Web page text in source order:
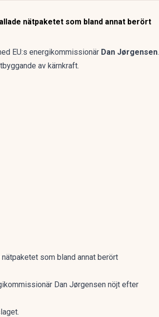
nätpaketet som bland annat berört
EU:s energikommissionär Dan Jørgensen.
av kärnkraft.
som bland annat berört
Dan Jørgensen nöjt efter